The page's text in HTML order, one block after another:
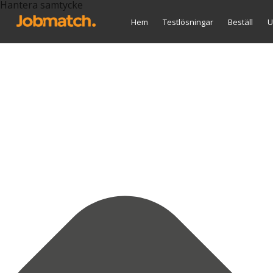
Hantera samtycke
Hem Testlösningar Beställ